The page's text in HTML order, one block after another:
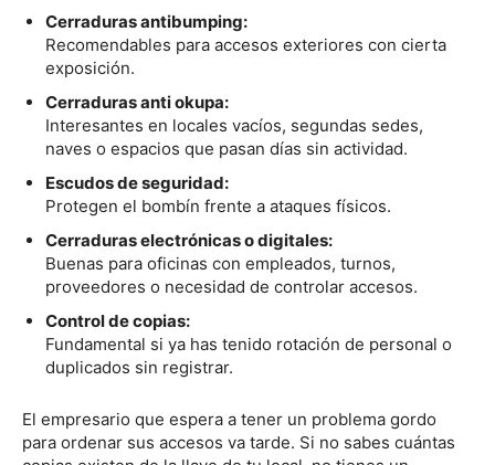
Cerraduras antibumping:
Recomendables para accesos exteriores con cierta
exposición.
Cerraduras anti okupa:
Interesantes en locales vacíos, segundas sedes,
naves o espacios que pasan días sin actividad.
Escudos de seguridad:
Protegen el bombín frente a ataques físicos.
Cerraduras electrónicas o digitales:
Buenas para oficinas con empleados, turnos,
proveedores o necesidad de controlar accesos.
Control de copias:
Fundamental si ya has tenido rotación de personal o
duplicados sin registrar.
El empresario que espera a tener un problema gordo
para ordenar sus accesos va tarde. Si no sabes cuántas